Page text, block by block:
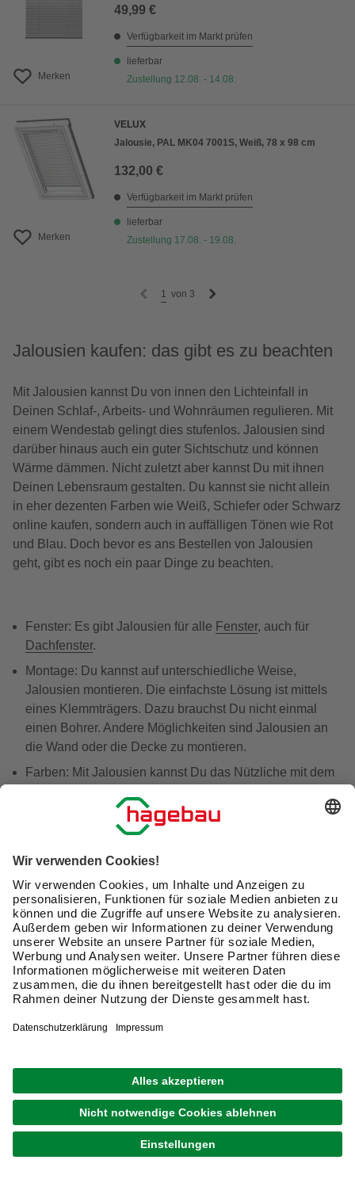
Merken
49,99 €
Verfügbarkeit im Markt prüfen
lieferbar
Zustellung 12.08. - 14.08.
Merken
VELUX
Jalousie, PAL MK04 7001S, Weiß, 78 x 98 cm
132,00 €
Verfügbarkeit im Markt prüfen
lieferbar
Zustellung 17.08. - 19.08.
1 von 3
Jalousien kaufen: das gibt es zu beachten
Mit Jalousien kannst Du von innen den Lichteinfall in
Deinen Schlaf-, Arbeits- und Wohnräumen regulieren. Mit
einem Wendestab gelingt dies stufenlos. Jalousien sind
darüber hinaus auch ein guter Sichtschutz und können
Wärme dämmen. Nicht zuletzt aber kannst Du mit ihnen
Deinen Lebensraum gestalten. Du kannst sie nicht allein
in eher dezenten Farben wie Weiß, Schiefer oder Schwarz
online kaufen, sondern auch in auffälligen Tönen wie Rot
und Blau. Doch bevor es ans Bestellen von Jalousien
geht, gibt es noch ein paar Dinge zu beachten.
Fenster: Es gibt Jalousien für alle Fenster, auch für
Dachfenster.
Montage: Du kannst auf unterschiedliche Weise,
Jalousien montieren. Die einfachste Lösung ist mittels
eines Klemmträgers. Dazu brauchst Du nicht einmal
einen Bohrer. Andere Möglichkeiten sind Jalousien an
die Wand oder die Decke zu montieren.
Farben: Mit Jalousien kannst Du das Nützliche mit dem
Weiß, Silber oder Schwarz wirst Du eine ganze
Bandbreite an Grün-, Blau-, Gelb- und Rottönen finden.
Wie messe ich die optimale Breite der
Jalousie aus?
Die optimale Breite von Jalousien ist abhängig von der
Montage. Bevor Du also eine Jalousie online bestellst,
was am besten zu dem jeweiligen Fenster passt. Die
zu fixieren. Ansonsten kannst Du Jalousien an den
Glasleisten, am Fensterflügel, in der Fensternische sowie
an der Wand und an der Decke montieren.
Montage an Fensterflügel mit und ohne Klemmträger